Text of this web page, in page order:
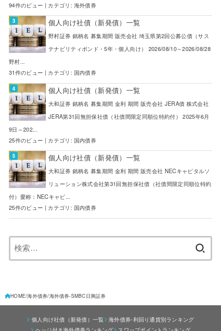
94件のビュー | カテゴリ: 海外債券
個人向け社債（新発債）一覧
野村証券 銘柄名 募集期間 販売会社 埼玉県第2回公募公債（サス
テナビリティボンド・5年・個人向け） 2026/08/10～2026/08/28
野村...
31件のビュー | カテゴリ: 国内債券
個人向け社債（新発債）一覧
大和証券 銘柄名 募集期間 金利 期間 販売会社 JERA債 株式会社
JERA第31回無担保社債（社債間限定同順位特約付） 2025年6月
9日～202...
25件のビュー | カテゴリ: 国内債券
個人向け社債（新発債）一覧
大和証券 銘柄名 募集期間 金利 期間 販売会社 NECキャピタルソ
リューション株式会社第31回無担保社債（社債間限定同順位特約
付）愛称：NECキャピ...
25件のビュー | カテゴリ: 国内債券
HOME 海外債券 海外債券-SMBC日興証券
個人向け社債（新発債）一覧
海外債券-利回り通貨別ランキング